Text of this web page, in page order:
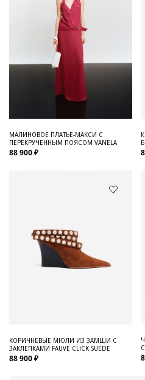
МАЛИНОВОЕ ПЛАТЬЕ-МАКСИ С
ПЕРЕКРУЧЕННЫМ ПОЯСОМ VANELA
88 900 ₽
КОРИЧНЕВЫЕ МЮЛИ ИЗ ЗАМШИ С
ЗАКЛЕПКАМИ FAUVE CLICK SUEDE
88 900 ₽